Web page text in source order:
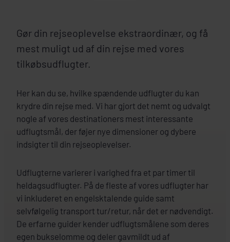
Gør din rejseoplevelse ekstraordinær, og få
mest muligt ud af din rejse med vores
tilkøbsudflugter.
Her kan du se, hvilke spændende udflugter du kan
krydre din rejse med. Vi har gjort det nemt og udvalgt
nogle af vores destinationers mest interessante
udflugtsmål, der føjer nye dimensioner og dybere
indsigter til din rejseoplevelser.
Udflugterne varierer i varighed fra et par timer til
heldagsudflugter. På de fleste af vores udflugter har
vi inkluderet en engelsktalende guide samt
selvfølgelig transport tur/retur, når det er nødvendigt.
De erfarne guider kender udflugtsmålene som deres
egen bukselomme og deler gavmildt ud af